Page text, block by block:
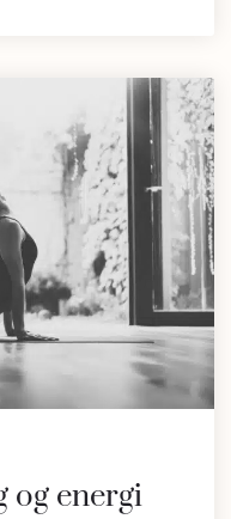
og energi